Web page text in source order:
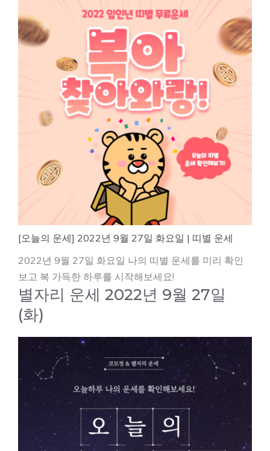
[오늘의 운세] 2022년 9월 27일 화요일 | 띠별 운세
2022년 9월 27일 화요일 나의 띠별 운세를 미리 확인
보고 복 가득한 하루를 시작해보세요!
별자리 운세 2022년 9월 27일
(화)